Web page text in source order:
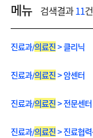
메뉴 검색결과11건
진료과/의료진> 클리닉
진료과/의료진> 암센터
진료과/의료진> 전문센터
진료과/의료진> 진료협